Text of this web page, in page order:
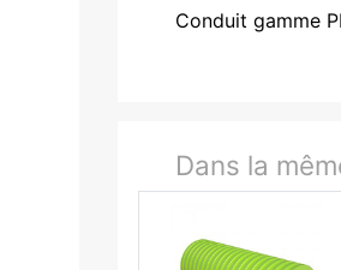
Conduit gamme
Dans la